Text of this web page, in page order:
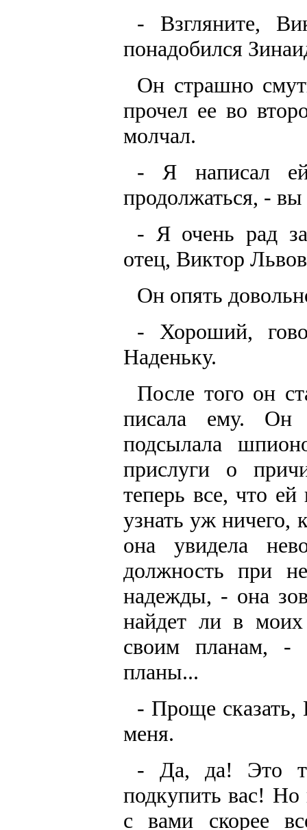
- Взгляните,
понадобился
Он страшно
прочел ее во
молчал.
- Я написал
продолжаться, - вы
- Я очень рад
отец, Виктор
Он опять
- Хороший,
Наденьку.
После того он
писала ему. Он
подсылала
прислуги о
теперь все, что
узнать уж ничего,
она увидела
должность при
надежды, - она
найдет ли в моих
своим планам, -
планы...
- Проще сказать,
меня.
- Да, да! Это
подкупить вас! Но
с вами скорее